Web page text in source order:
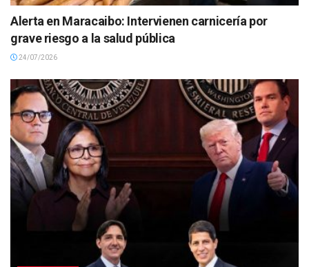
Alerta en Maracaibo: Intervienen carnicería por
grave riesgo a la salud pública
24/07/2026